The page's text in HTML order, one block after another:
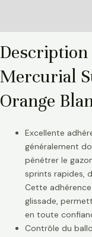
Description
Mercurial
Orange
Excellente
généralement
pénétrer le
sprints rapides,
Cette
glissade,
en toute
Contrôle du